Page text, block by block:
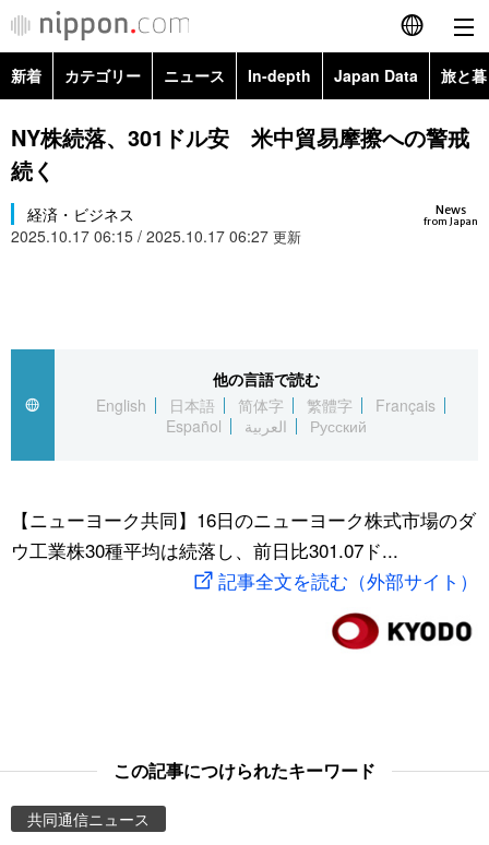
English
简体字
Русский
カテゴリー
国際
社会
文化
アーカイブ
Japan Data
旅と暮らし
動画/Live
Images
People
新着 カテゴリー ニュース In-depth Japan Data 旅と
政治・外交
経済・ビジネス
国際・海外
文化
科学・技術
暮らし
スポーツ・東京2020
Topics
NY株続落、301ドル安 米中貿易摩擦への警戒
続く
News
from Japan
経済・ビジネス
2025.10.17 06:15 / 2025.10.17 06:27 更新
他の言語で読む
English
日本語 简体字 繁體字
Français
Español
العربية Русский
【ニューヨーク共同】16日のニューヨーク株式市場のダ
ウ工業株30種平均は続落し、前日比301.07ド...
記事全文を読む（外部サイト）
この記事につけられたキーワード
共同通信ニュース